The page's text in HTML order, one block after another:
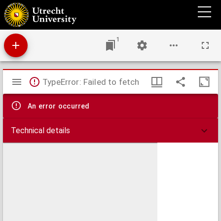
Apollo's kermis-gift aan de Haagsche vermaaks-gesinde jeugd.
1
Mirador
viewer
TypeError: Failed to fetch
An error occurred
Technical details